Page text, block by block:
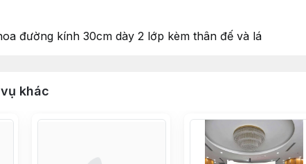
đường kính 30cm dày 2 lớp kèm thân đế và lá
khác